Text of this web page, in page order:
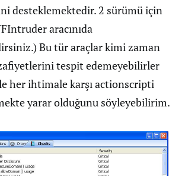
desteklemektedir. 2 sürümü için
aracınıda
Bu tür araçlar kimi zaman
tespit edemeyebilirler
her ihtimale karşı actionscripti
yarar olduğunu söyleyebilirim.